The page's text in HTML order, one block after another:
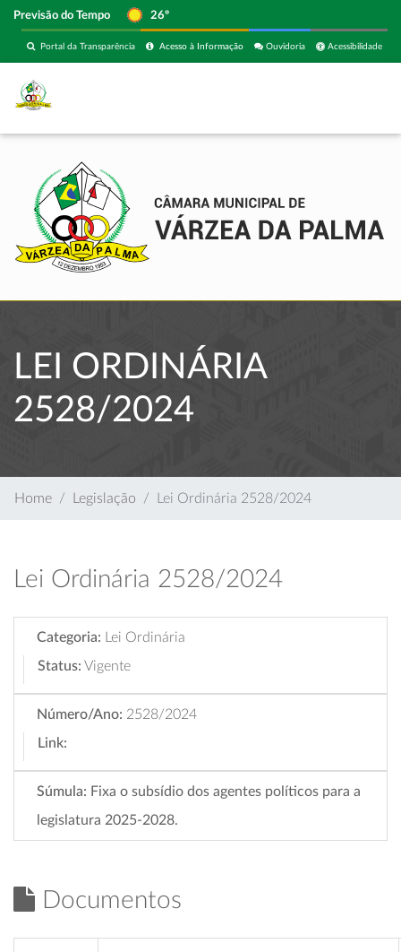
Previsão do Tempo 26º
Acessibilidade
Ouvidoria
Acesso à Informação
Portal da Transparência
LEI ORDINÁRIA
2528/2024
Home Legislação Lei Ordinária 2528/2024
Lei Ordinária 2528/2024
Categoria:
Lei Ordinária
Status: Vigente
Número/Ano: 2528/2024
Link:
Súmula: Fixa o subsídio dos agentes políticos para a
legislatura 2025-2028.
Documentos